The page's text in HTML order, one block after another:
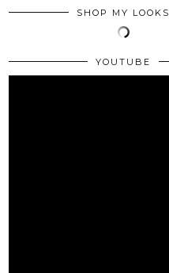
SHOP MY LOOKS
YOUTUBE